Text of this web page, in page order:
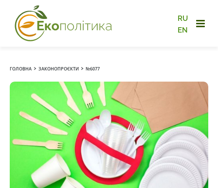
RU
EN
ГОЛОВНА › ЗАКОНОПРОЄКТИ › №6077